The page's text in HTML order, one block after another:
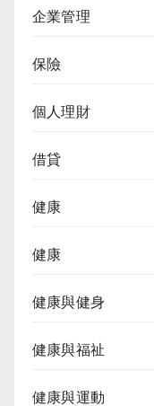
企業管理
保險
個人理財
借貸
健康
健康
健康與健身
健康與福祉
健康與運動